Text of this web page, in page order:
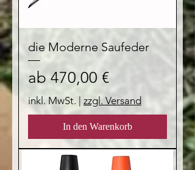
die Moderne Saufeder
ab 470,00 €
Sale-Preis
inkl. MwSt. | zzgl. Versand
In den Warenkorb